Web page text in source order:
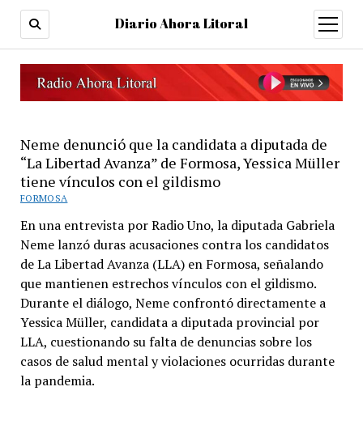
Diario Ahora Litoral
open
menu
Neme denunció que la candidata a diputada de
“La Libertad Avanza” de Formosa, Yessica Müller
tiene vínculos con el gildismo
FORMOSA
En una entrevista por Radio Uno, la diputada Gabriela
Neme lanzó duras acusaciones contra los candidatos
de La Libertad Avanza (LLA) en Formosa, señalando
que mantienen estrechos vínculos con el gildismo.
Durante el diálogo, Neme confrontó directamente a
Yessica Müller, candidata a diputada provincial por
LLA, cuestionando su falta de denuncias sobre los
casos de salud mental y violaciones ocurridas durante
la pandemia.